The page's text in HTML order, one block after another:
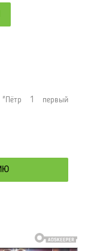
"Пётр 1 первый